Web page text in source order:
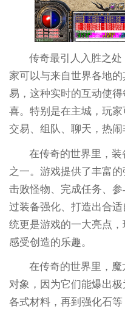
传奇最引人入胜之
家可以与来自世界各地
易，这种实时的互动使
喜。特别是在主城，玩
交易、组队、聊天，热闹
在传奇的世界里，
之一。游戏提供了丰富
击败怪物、完成任务、
过装备强化、打造出合
统更是游戏的一大亮点
感受创造的乐趣。
在传奇的世界里，
对象，因为它们能爆出
各式材料，再到强化石